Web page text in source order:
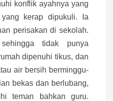
konflik ayahnya yang
kerap dipukuli. Ia
perisakan di sekolah.
tidak punya
dipenuhi tikus, dan
air bersih berminggu-
bekas dan berlubang,
teman bahkan guru.